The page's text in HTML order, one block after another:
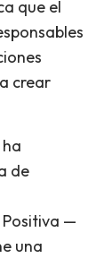
que el
crear
de
Positiva —
una